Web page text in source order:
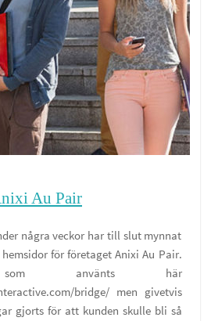
Au Pair
några veckor har till slut mynnat
för företaget Anixi Au Pair.
som använts här
bridge/ men givetvis
gjorts för att kunden skulle bli så